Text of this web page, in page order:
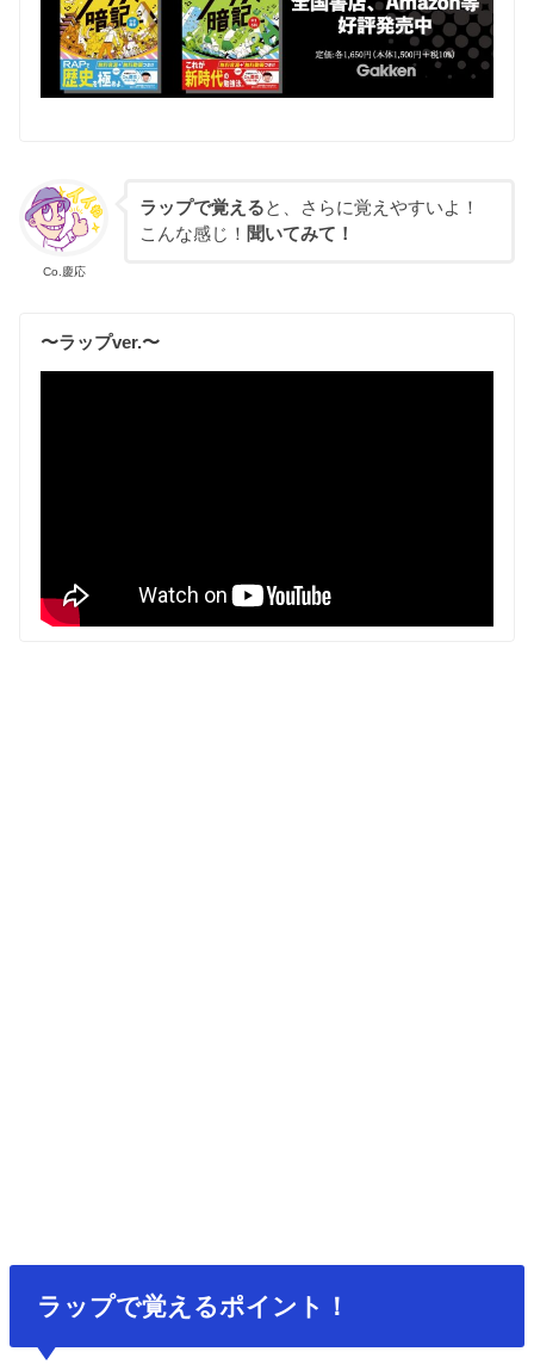
Co.慶応
ラップで覚えると、さらに覚えやすいよ！
こんな感じ！ 聞いてみて！
〜ラップver.〜
ラップで覚えるポイント！